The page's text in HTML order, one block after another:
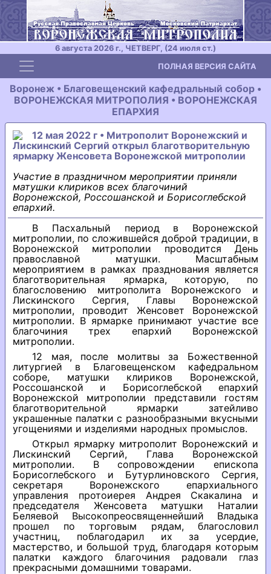
6 августа 2026 г., ЧЕТВЕРГ, (24 июля ст.)
Toggle navigation ПОЛНАЯ ВЕРСИЯ САЙТА
Воронеж • Благовещенский кафедральный собор •
ВОРОНЕЖСКАЯ МИТРОПОЛИЯ • ВОРОНЕЖСКАЯ
ЕПАРХИЯ
12 мая 2022 г • Митрополит Воронежский и
Лискинский Сергий открыл благотворительную
ярмарку Женсовета Воронежской митрополии
Участие в праздничном мероприятии приняли
матушки клириков всех благочиний
Воронежской, Россошанской и Борисоглебской
епархий.
В Пасхальный период в Воронежской
митрополии, по сложившейся доброй традиции, в
Воронежской митрополии проводится День
православной матушки. Масштабным
мероприятием в рамках празднования является
благотворительная ярмарка, которую, по
благословению митрополита Воронежского и
Лискинского Сергия, Главы Воронежской
митрополии, проводит Женсовет Воронежской
митрополии. В ярмарке принимают участие все
благочиния трех епархий Воронежской
митрополии.
12 мая, после молитвы за Божественной
литургией в Благовещенском кафедральном
соборе, матушки клириков Воронежской,
Россошанской и Борисоглебской епархий
Воронежской митрополии представили гостям
благотворительной ярмарки затейливо
украшенные палатки с разнообразными вкусными
угощениями и изделиями народных промыслов.
Открыл ярмарку митрополит Воронежский и
Лискинский Сергий, Глава Воронежской
митрополии. В сопровождении епископа
Борисоглебского и Бутурлиновского Сергия,
секретаря Воронежского епархиального
управления протоиерея Андрея Скакалина и
председателя Женсовета матушки Наталии
Беляевой Высокопреосвященнейший Владыка
прошел по торговым рядам, благословил
участниц, поблагодарил их за усердие,
мастерство, и большой труд, благодаря которым
палатки каждого благочиния радовали глаз
прекрасными домашними товарами.